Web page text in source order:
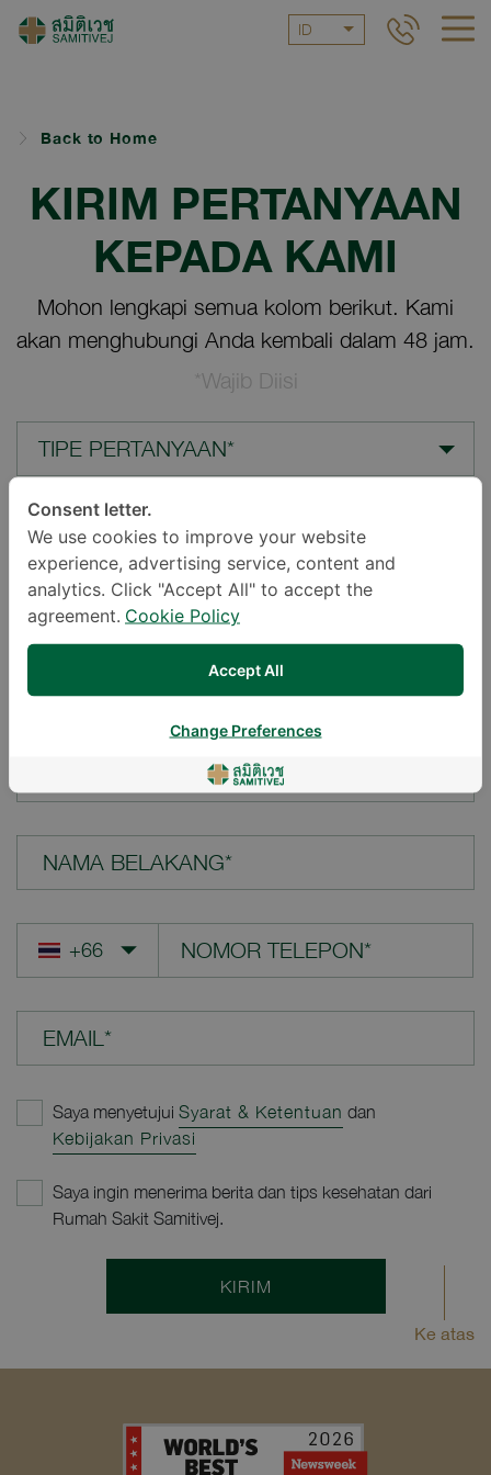
ID
Back to Home
KIRIM PERTANYAAN
KEPADA KAMI
Mohon lengkapi semua kolom berikut. Kami
akan menghubungi Anda kembali dalam 48 jam.
*Wajib Diisi
TIPE PERTANYAAN*
LOKASI*
PERTANYAAN ANDA*
NAMA BELAKANG*
EMAIL*
Saya menyetujui Syarat & Ketentuan dan
Kebijakan Privasi
Saya ingin menerima berita dan tips kesehatan dari
Rumah Sakit Samitivej.
KIRIM
Ke atas
Consent letter.
We use cookies to improve your website
experience, advertising service, content and
analytics. Click "Accept All" to accept the
agreement. Cookie Policy
Accept All
Change Preferences